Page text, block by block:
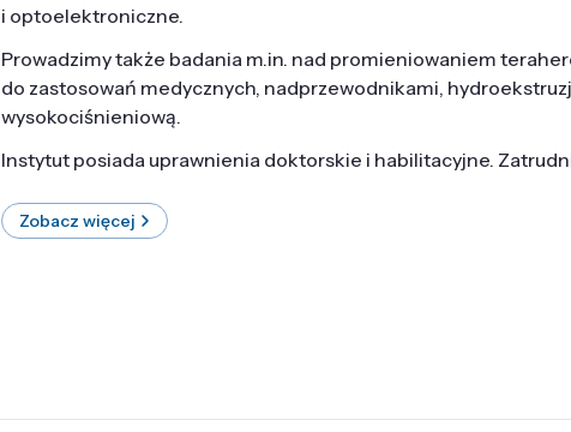
i optoelektroniczne.
Prowadzimy także badania m.in. nad promieniowaniem
do zastosowań medycznych, nadprzewodnikami,
wysokociśnieniową.
Instytut posiada uprawnienia doktorskie i habilitacyjne.
Zobacz więcej